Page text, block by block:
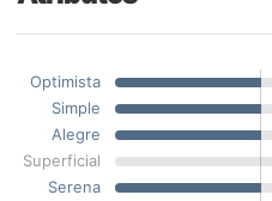
Optimista
Simple
Alegre
Superficial
Serena